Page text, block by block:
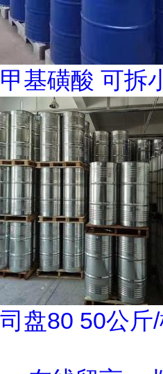
甲基磺酸 可拆
司盘80 50公斤